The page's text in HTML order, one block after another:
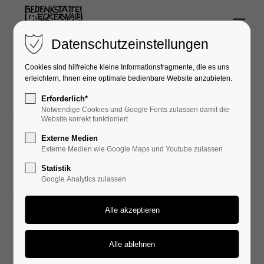
Login
Passwort
Anmelden
Lost your password?
Menu
Aktuelles
Dezember 2023
11. Dez, 2023
Zum Theaterstück am 3.
Datenschutzeinstellungen
Cookies sind hilfreiche kleine Informationsfragmente, die es uns
erleichtern, Ihnen eine optimale bedienbare Website anzubieten.
Erforderlich*
Notwendige Cookies und Google Fonts zulassen damit die
Website korrekt funktioniert
Externe Medien
Externe Medien wie Google Maps und Youtube zulassen
Statistik
Google Analytics zulassen